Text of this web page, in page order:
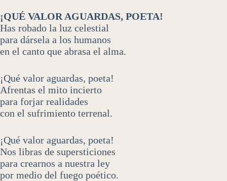
¡QUÉ VALOR AGUARDAS, POETA!
Has robado la luz celestial
para dársela a los humanos
en el canto que abrasa el alma.
¡Qué valor aguardas, poeta!
Afrentas el mito incierto
para forjar realidades
con el sufrimiento terrenal.
¡Qué valor aguardas, poeta!
Nos libras de supersticiones
para crearnos a nuestra ley
por medio del fuego poético.